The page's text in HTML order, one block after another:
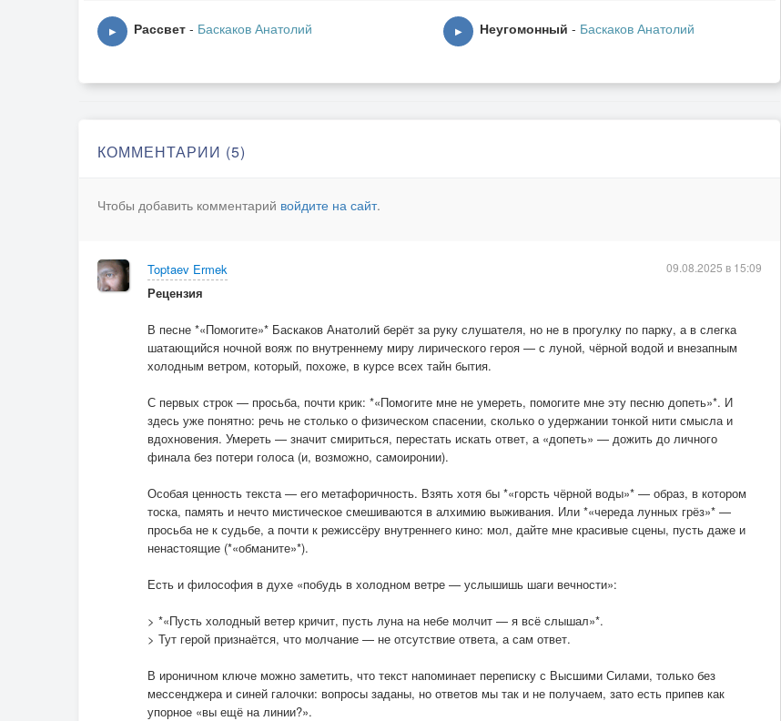
▶ Рассвет - Баскаков Анатолий ▶ Неугомонный - Баскаков Анатолий
КОММЕНТАРИИ (5)
Чтобы добавить комментарий войдите на сайт.
Toptaev Ermek
Рецензия
В песне *«Помогите»* Баскаков Анатолий берёт за руку слушателя, но не в прогулку по парку, а в слегка
шатающийся ночной вояж по внутреннему миру лирического героя — с луной, чёрной водой и внезапным
холодным ветром, который, похоже, в курсе всех тайн бытия.
С первых строк — просьба, почти крик: *«Помогите мне не умереть, помогите мне эту песню допеть»*. И
здесь уже понятно: речь не столько о физическом спасении, сколько о удержании тонкой нити смысла и
вдохновения. Умереть — значит смириться, перестать искать ответ, а «допеть» — дожить до личного
финала без потери голоса (и, возможно, самоиронии).
Особая ценность текста — его метафоричность. Взять хотя бы *«горсть чёрной воды»* — образ, в котором
тоска, память и нечто мистическое смешиваются в алхимию выживания. Или *«череда лунных грёз»* —
просьба не к судьбе, а почти к режиссёру внутреннего кино: мол, дайте мне красивые сцены, пусть даже и
ненастоящие (*«обманите»*).
Есть и философия в духе «побудь в холодном ветре — услышишь шаги вечности»:
> *«Пусть холодный ветер кричит, пусть луна на небе молчит — я всё слышал»*.
> Тут герой признаётся, что молчание — не отсутствие ответа, а сам ответ.
В ироничном ключе можно заметить, что текст напоминает переписку с Высшими Силами, только без
мессенджера и синей галочки: вопросы заданы, но ответов мы так и не получаем, зато есть припев как
упорное «вы ещё на линии?».
09.08.2025 в 15:09